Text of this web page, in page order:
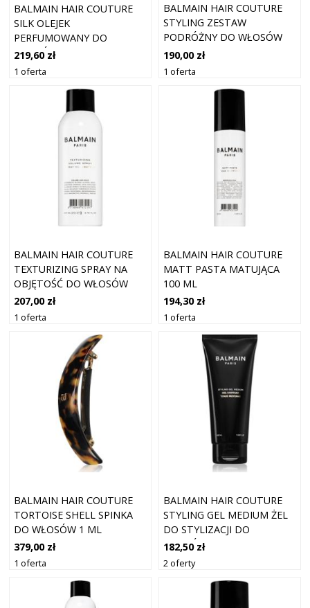
BALMAIN HAIR COUTURE
SILK OLEJEK
PERFUMOWANY DO
WŁOSÓW 200 ML
219,60 zł
1 oferta
BALMAIN HAIR COUTURE
STYLING ZESTAW
PODRÓŻNY DO WŁOSÓW
190,00 zł
1 oferta
BALMAIN HAIR COUTURE
TEXTURIZING SPRAY NA
OBJĘTOŚĆ DO WŁOSÓW
200 ML
207,00 zł
1 oferta
BALMAIN HAIR COUTURE
MATT PASTA MATUJĄCA
100 ML
194,30 zł
1 oferta
BALMAIN HAIR COUTURE
TORTOISE SHELL SPINKA
DO WŁOSÓW 1 ML
379,00 zł
1 oferta
BALMAIN HAIR COUTURE
STYLING GEL MEDIUM ŻEL
DO STYLIZACJI DO
WŁOSÓW 100 ML
182,50 zł
2 oferty